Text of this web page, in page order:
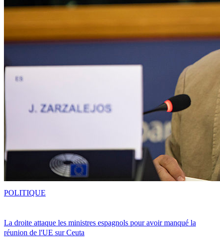
La droite attaque les ministres espagnols pour avoir manqué la
réunion de l'UE sur Ceuta
POLITIQUE